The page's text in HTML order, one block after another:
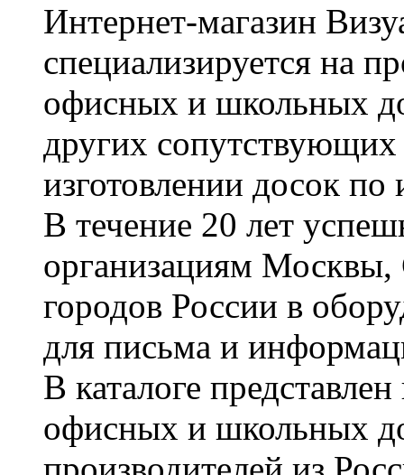
Интернет-магазин
специализируется на
офисных и школьных
других сопутствующих
изготовлении досок по
В течение 20 лет
организациям Москвы,
городов России в
для письма и
В каталоге
офисных и школьных